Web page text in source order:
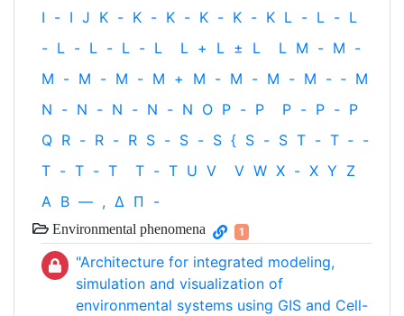
I - I J K - K - K - K - K - K L - L - L
- L - L - L - L L + L ± L L M - M -
M - M - M - M + M - M - M - M - ‐ M
N - N - N - N - N O P - P P - P - P
Q R - R - R S - S - S { S - S T - T ‐ -
T - T - T T - T U V V W X - X Y Z
Α Β — , Δ Π -
Environmental phenomena 1
"Architecture for integrated modeling,
simulation and visualization of
environmental systems using GIS and Cell-